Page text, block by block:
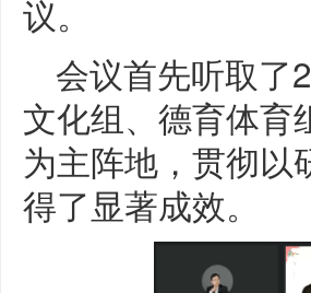
议。
会议首先听取了
文化组、德育体育
为主阵地，贯彻以
得了显著成效。